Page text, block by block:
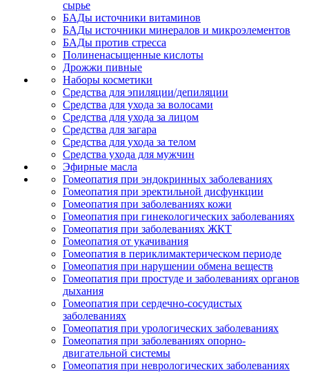
сырье
БАДы источники витаминов
БАДы источники минералов и микроэлементов
БАДы против стресса
Полиненасыщенные кислоты
Дрожжи пивные
Наборы косметики
Средства для эпиляции/депиляции
Средства для ухода за волосами
Средства для ухода за лицом
Средства для загара
Средства для ухода за телом
Средства ухода для мужчин
Эфирные масла
Гомеопатия при эндокринных заболеваниях
Гомеопатия при эректильной дисфункции
Гомеопатия при заболеваниях кожи
Гомеопатия при гинекологических заболеваниях
Гомеопатия при заболеваниях ЖКТ
Гомеопатия от укачивания
Гомеопатия в периклимактерическом периоде
Гомеопатия при нарушении обмена веществ
Гомеопатия при простуде и заболеваниях органов
дыхания
Гомеопатия при сердечно-сосудистых
заболеваниях
Гомеопатия при урологических заболеваниях
Гомеопатия при заболеваниях опорно-
двигательной системы
Гомеопатия при неврологических заболеваниях